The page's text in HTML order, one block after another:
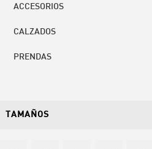
ACCESORIOS
CALZADOS
PRENDAS
TAMAÑOS